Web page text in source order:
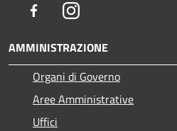
FacebookInstagram
AMMINISTRAZIONE
Organi di Governo
Aree Amministrative
Uffici